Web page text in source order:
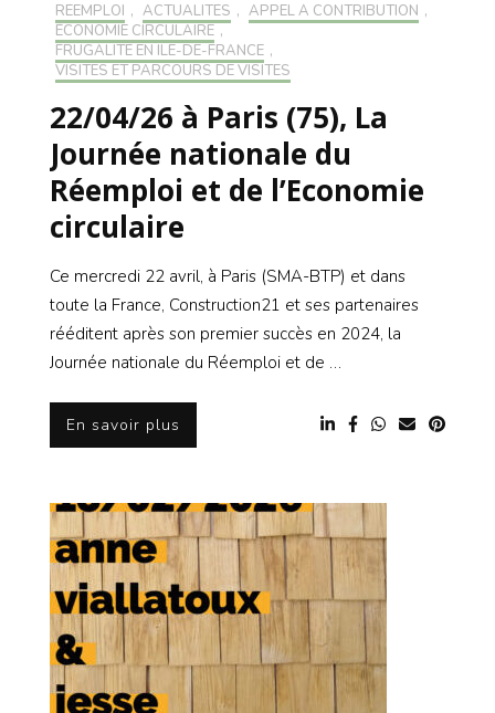
RÉEMPLOI , ACTUALITÉS , APPEL À CONTRIBUTION ,
ÉCONOMIE CIRCULAIRE ,
FRUGALITÉ EN ILE-DE-FRANCE ,
VISITES ET PARCOURS DE VISITES
22/04/26 à Paris (75), La
Journée nationale du
Réemploi et de l’Economie
circulaire
Ce mercredi 22 avril, à Paris (SMA-BTP) et dans
toute la France, Construction21 et ses partenaires
rééditent après son premier succès en 2024, la
Journée nationale du Réemploi et de …
En savoir plus